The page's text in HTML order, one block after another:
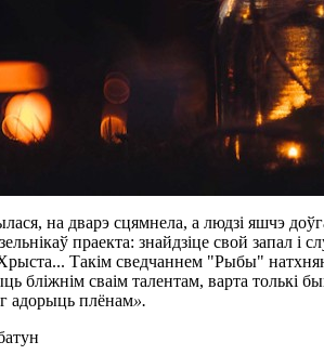
на дварэ сцямнела, а людзі яшчэ
праекта: знайдзіце свой запал
Такім сведчаннем "Рыбы"
бліжнім сваім талентам, варта толькі
адорыць плёнам».